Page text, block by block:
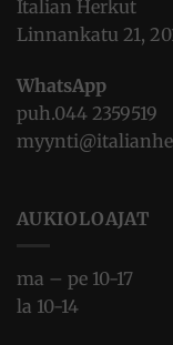
Italian Herkut
Linnankatu 21,
WhatsApp
puh.044 2359519
AUKIOLOAJAT
ma – pe 10-17
la 10-14